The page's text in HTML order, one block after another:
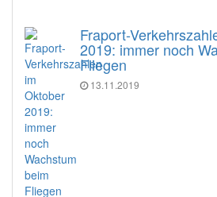
Fraport-
2019: immer noch
Fliegen
13.11.2019